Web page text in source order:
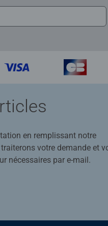
en remplissant notre
votre demande et
nécessaires par e-mail.